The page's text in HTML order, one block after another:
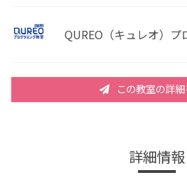
QUREO（キュレオ）プ
この教室の詳
詳細情報